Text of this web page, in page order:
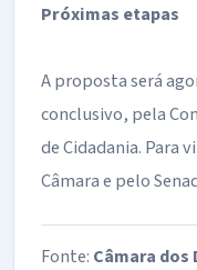
Próximas etapas
A proposta será
conclusivo, pela
de Cidadania. Para
Câmara e pelo
Fonte: Câmara dos